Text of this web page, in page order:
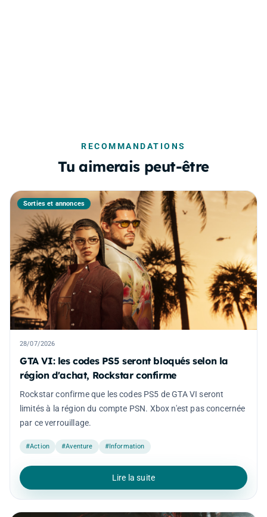
RECOMMANDATIONS
Tu aimerais peut-être
Sorties et annonces
28/07/2026
GTA VI: les codes PS5 seront bloqués selon la
région d'achat, Rockstar confirme
Rockstar confirme que les codes PS5 de GTA VI seront
limités à la région du compte PSN. Xbox n'est pas concernée
par ce verrouillage.
#Action #Aventure #Information
Lire la suite